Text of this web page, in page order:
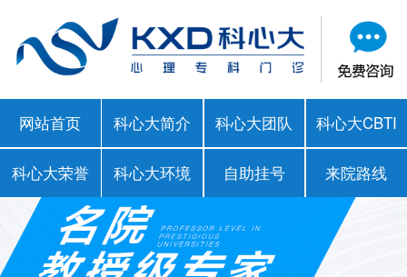
网站首页 科心大简介 科心大团队 科心大CBTI
科心大荣誉 科心大环境 自助挂号 来院路线